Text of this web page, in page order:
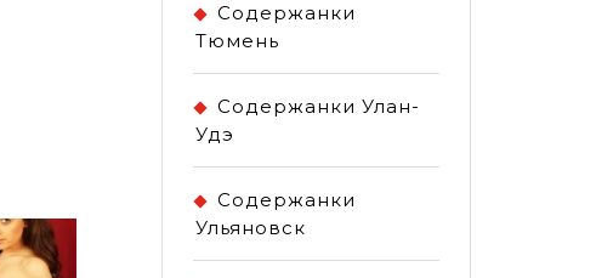
Содержанки
Тюмень
Содержанки Улан-
Удэ
Содержанки
Ульяновск